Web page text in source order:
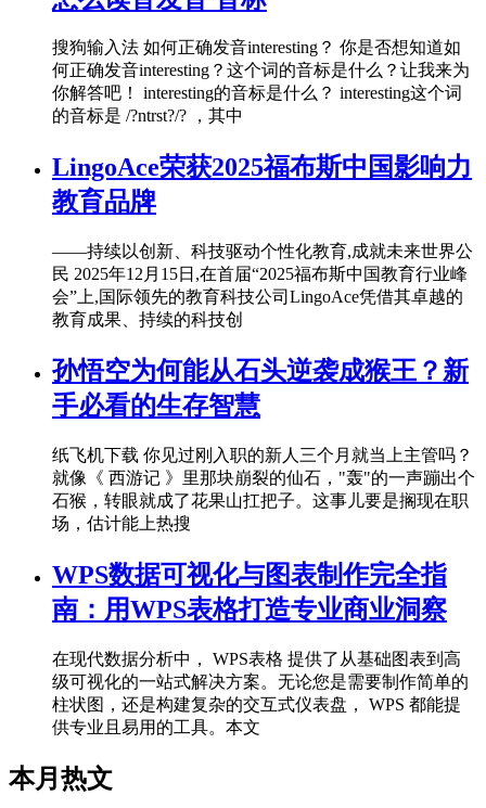
搜狗输入法 如何正确发音interesting？ 你是否想知道如
何正确发音interesting？这个词的音标是什么？让我来为
你解答吧！ interesting的音标是什么？ interesting这个词
的音标是 /?ntrst?/? ，其中
LingoAce荣获2025福布斯中国影响力
教育品牌
——持续以创新、科技驱动个性化教育,成就未来世界公
民 2025年12月15日,在首届“2025福布斯中国教育行业峰
会”上,国际领先的教育科技公司LingoAce凭借其卓越的
教育成果、持续的科技创
孙悟空为何能从石头逆袭成猴王？新
手必看的生存智慧
纸飞机下载 你见过刚入职的新人三个月就当上主管吗？
就像《 西游记 》里那块崩裂的仙石，"轰"的一声蹦出个
石猴，转眼就成了花果山扛把子。这事儿要是搁现在职
场，估计能上热搜
WPS数据可视化与图表制作完全指
南：用WPS表格打造专业商业洞察
在现代数据分析中， WPS表格 提供了从基础图表到高
级可视化的一站式解决方案。无论您是需要制作简单的
柱状图，还是构建复杂的交互式仪表盘， WPS 都能提
供专业且易用的工具。本文
本月热文